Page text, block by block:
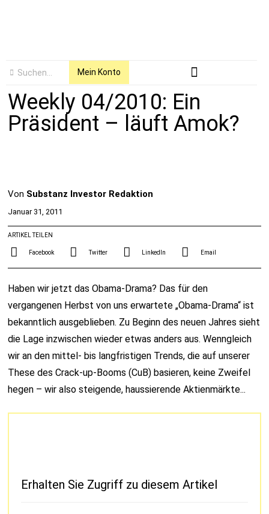
Mein Konto
Weekly 04/2010: Ein
Präsident – läuft Amok?
Von Substanz Investor Redaktion
Januar 31, 2011
ARTIKEL TEILEN
Facebook Twitter LinkedIn Email
Haben wir jetzt das Obama-Drama? Das für den
vergangenen Herbst von uns erwartete „Obama-Drama“ ist
bekanntlich ausgeblieben. Zu Beginn des neuen Jahres sieht
die Lage inzwischen wieder etwas anders aus. Wenngleich
wir an den mittel- bis langfristigen Trends, die auf unserer
These des Crack-up-Booms (CuB) basieren, keine Zweifel
hegen – wir also steigende, haussierende Aktienmärkte...
Erhalten Sie Zugriff zu diesem Artikel